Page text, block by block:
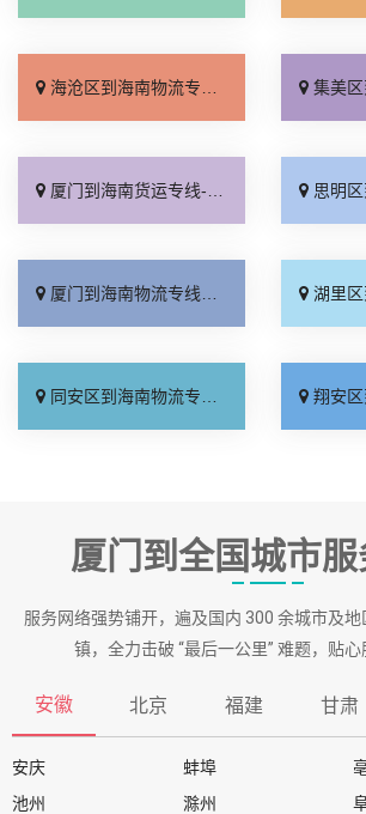
海沧区到海南物流专线_直发全境「一站式托运」 集美区到海南
厦门到海南货运专线-厦门到海南物流公司_托运放心「不随意加价」 思明区到海南
厦门到海南物流专线_送货到门「多少公里」 湖里区到海南
同安区到海南物流专线_专业可靠「全境派送」 翔安区到海南物
厦门到全国城市
服务网络强势铺开，遍及国内 300 余城市及
镇，全力击破 “最后一公里” 难题，贴心
安徽 北京 福建 甘肃
安庆 蚌埠
池州
滁州